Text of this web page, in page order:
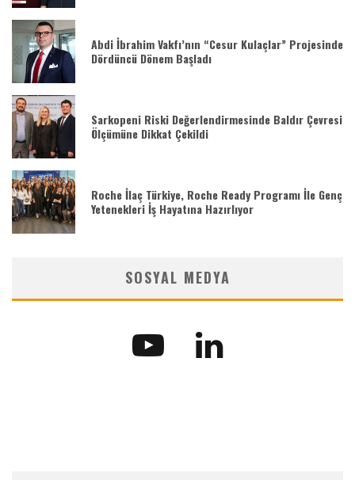
Abdi İbrahim Vakfı’nın “Cesur Kulaçlar” Projesinde
Dördüncü Dönem Başladı
Sarkopeni Riski Değerlendirmesinde Baldır Çevresi
Ölçümüne Dikkat Çekildi
Roche İlaç Türkiye, Roche Ready Programı İle Genç
Yetenekleri İş Hayatına Hazırlıyor
SOSYAL MEDYA